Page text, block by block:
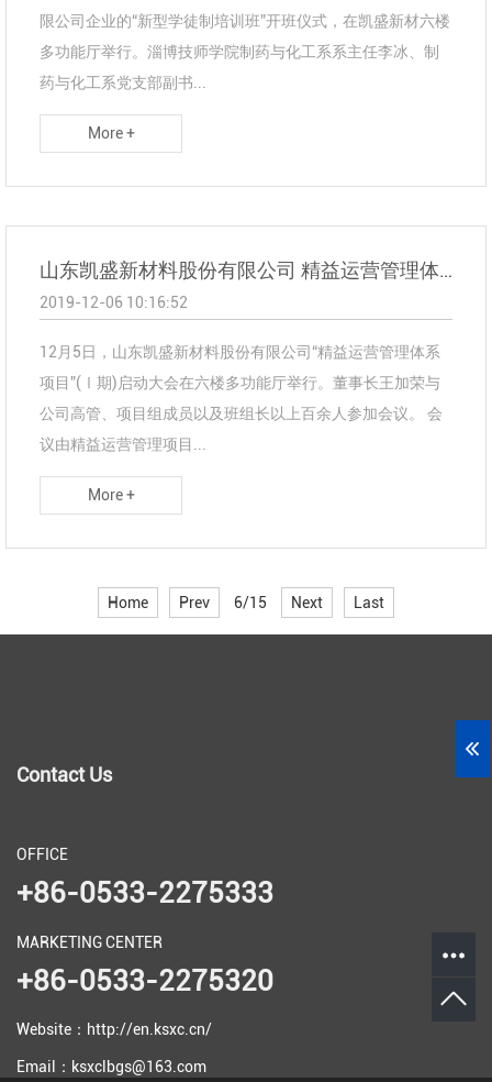
限公司企业的“新型学徒制培训班”开班仪式，在凯盛新材六楼
多功能厅举行。淄博技师学院制药与化工系系主任李冰、制
药与化工系党支部副书...
More +
山东凯盛新材料股份有限公司 精益运营管理体系项目正式启动
2019-12-06 10:16:52
12月5日，山东凯盛新材料股份有限公司“精益运营管理体系
项目”(Ⅰ期)启动大会在六楼多功能厅举行。董事长王加荣与
公司高管、项目组成员以及班组长以上百余人参加会议。 会
议由精益运营管理项目...
More +
Home Prev 6/15 Next Last
Contact Us
OFFICE
+86-0533-2275333
MARKETING CENTER
+86-0533-2275320
Website：http://en.ksxc.cn/
Email：ksxclbgs@163.com